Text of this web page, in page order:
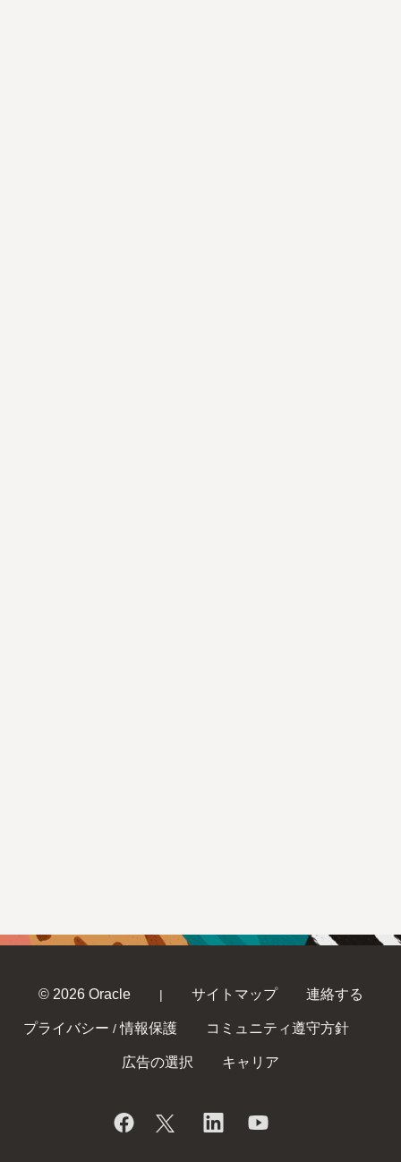
© 2026 Oracle | サイトマップ 連絡する
プライバシー / 情報保護 コミュニティ遵守方針
広告の選択 キャリア